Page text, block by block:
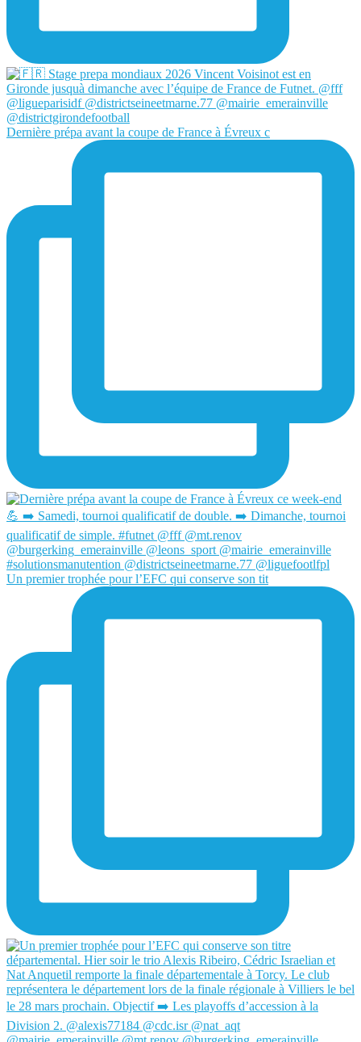
Dernière prépa avant la coupe de France à Évreux c
Un premier trophée pour l’EFC qui conserve son tit